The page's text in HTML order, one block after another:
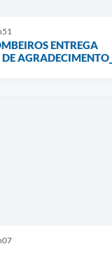
ENTREGA
AGRADECIMENTO__